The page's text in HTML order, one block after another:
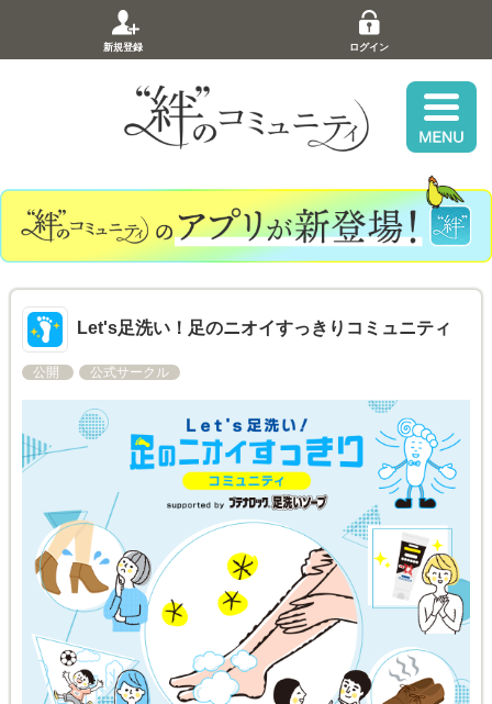
新規登録 ログイン
Let's足洗い！足のニオイすっきりコミュニティ
公開 公式サークル